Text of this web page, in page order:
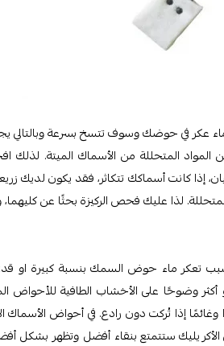
عكر في حوضك وسوف تتسخ بسرعة
المواد المتحللة من الأسماك الميتة.
إذا كانت أسماكك تتكاثر، فقد يكون لديك
لذا عليك فحص الركيزة بحثًا عن كليهما،
تعكر ماء حوض السمك بنسبة كبيرة او
أكثر وضوحًا على الأخشاب الطافية
وغائمًا إذا تُركت دون رادع. في أحواض
ستتمتع بنقاء أفضل وتظهر بشكل